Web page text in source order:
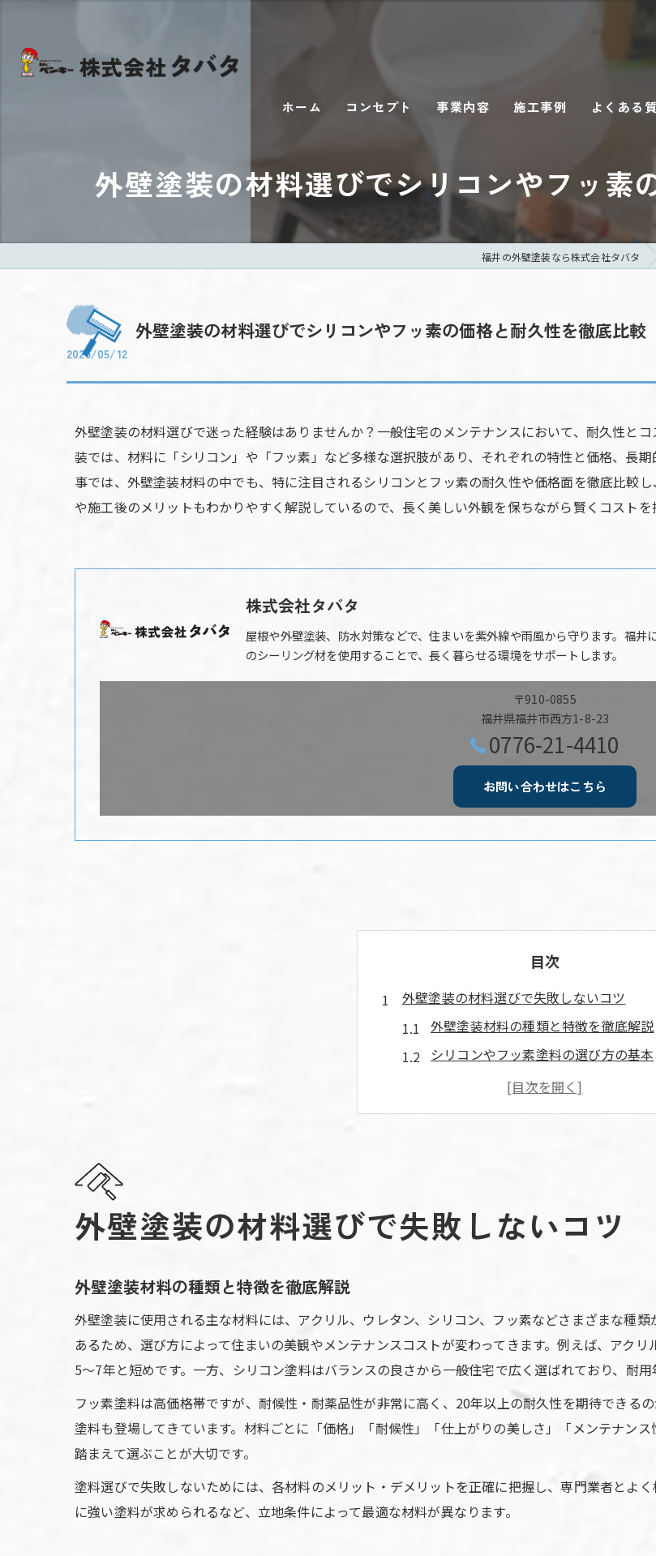
ホーム コンセプト 事業内容 施工事例 よくある
外壁塗装の材料選びでシリコンやフッ素
福井の外壁塗装なら株式会社タバタ
外壁塗装の材料選びでシリコンやフッ素の価格と耐久性を徹底比較
2026/05/12
外壁塗装の材料選びで迷った経験はありませんか？一般住宅のメンテナンスにおいて、耐久性と
装では、材料に「シリコン」や「フッ素」など多様な選択肢があり、それぞれの特性と価格、長
事では、外壁塗装材料の中でも、特に注目されるシリコンとフッ素の耐久性や価格面を徹底比較
や施工後のメリットもわかりやすく解説しているので、長く美しい外観を保ちながら賢くコストを
株式会社タバタ
屋根や外壁塗装、防水対策などで、住まいを紫外線や雨風から守ります。福
のシーリング材を使用することで、長く暮らせる環境をサポートします。
〒910-0855
福井県福井市西方1-8-23
0776-21-4410
お問い合わせはこちら
目次
外壁塗装の材料選びで失敗しないコツ
外壁塗装材料の種類と特徴を徹底解説
シリコンやフッ素塗料の選び方の基本
外壁塗装で重視すべき材料のポイント
外壁塗装材料費を抑える賢い選択術
外壁塗装に最適なフッ素塗料の特長を
外壁塗装で迷う方に最強塗料の選び
外壁塗装でおすすめの材料を比較検証
外壁塗装で選ばれる塗料のおすすめ
人気外壁塗装材料の耐久性と価格を
シリコン・フッ素塗料の実際の使用
外壁塗装で支持される塗料メーカー
耐久性重視なら外壁塗装に何を選ぶべきか
外壁塗装の材料選びで失敗しないコツ
外壁塗装材料の種類と特徴を徹底解説
外壁塗装に使用される主な材料には、アクリル、ウレタン、シリコン、フッ素などさまざまな種
あるため、選び方によって住まいの美観やメンテナンスコストが変わってきます。例えば、アク
5〜7年と短めです。一方、シリコン塗料はバランスの良さから一般住宅で広く選ばれており、耐用
フッ素塗料は高価格帯ですが、耐候性・耐薬品性が非常に高く、20年以上の耐久性を期待できる
塗料も登場してきています。材料ごとに「価格」「耐候性」「仕上がりの美しさ」「メンテナン
踏まえて選ぶことが大切です。
塗料選びで失敗しないためには、各材料のメリット・デメリットを正確に把握し、専門業者とよ
に強い塗料が求められるなど、立地条件によって最適な材料が異なります。